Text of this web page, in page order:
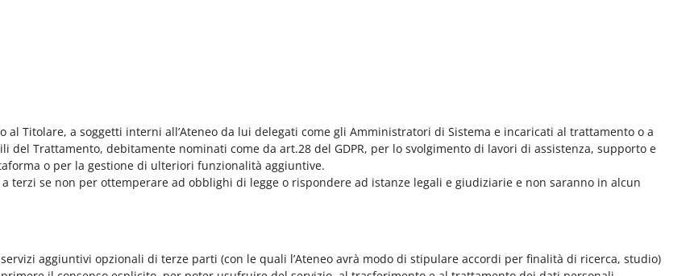
al Titolare, a soggetti interni all’Ateneo da lui delegati come gli Amministratori di Sistema e incaricati al trattamento o a
Trattamento, debitamente nominati come da art.28 del GDPR, per lo svolgimento di lavori di assistenza, supporto e
o per la gestione di ulteriori funzionalità aggiuntive.
terzi se non per ottemperare ad obblighi di legge o rispondere ad istanze legali e giudiziarie e non saranno in alcun
aggiuntivi opzionali di terze parti (con le quali l’Ateneo avrà modo di stipulare accordi per finalità di ricerca, studio)